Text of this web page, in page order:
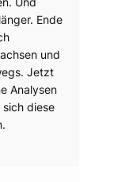
Ende
und
Jetzt
Analysen
diese